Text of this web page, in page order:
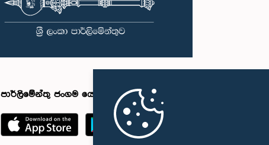
පාර්ලිමේන්තු ජංගම යෙදුම